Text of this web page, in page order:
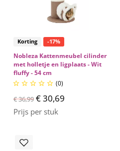
Korting -17%
Nobleza Kattenmeubel cilinder
met holletje en ligplaats - Wit
fluffy - 54 cm
     (0)
€ 36,99 € 30,69
Prijs per stuk